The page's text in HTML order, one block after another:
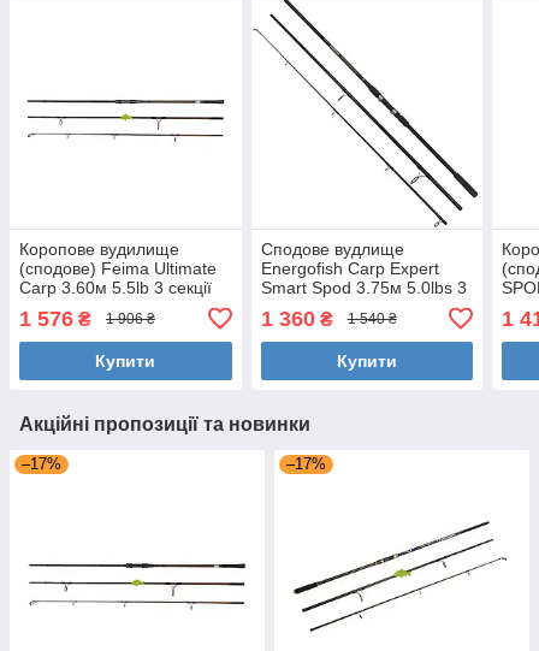
Коропове вудилище
(сподове) Feima Ultimate
Carp 3.60м 5.5lb 3 секції
1 576 ₴ 1 906 ₴
Купити
Сподове вудлище
Energofish Carp Expert
Smart Spod 3.75м 5.0lbs 3
1 360₴ 1 540 ₴
Купити
1
Акційні пропозиції та новинки
–17% –17%